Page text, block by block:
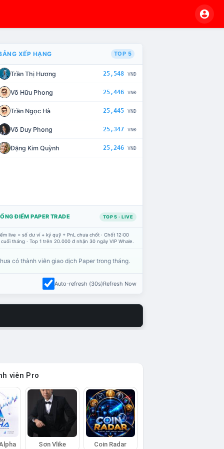
CHẾ TÀI XỬ LÝ VI PHẠM
XẾP HẠNG TOP 5
Trần Thị Hương 25,548 VNĐ
Võ Hữu Phong 25,446 VNĐ
Trần Ngọc Hà 25,445 VNĐ
Võ Duy Phong 25,347 VNĐ
Đặng Kim Quỳnh 25,246 VNĐ
ĐIỂM PAPER TRADE TOP 5 · LIVE
live = số dư ví + ký quỹ + PnL chưa chốt · Chốt 12:00
tháng · Top 1 trên 20.000 đ nhận 30 ngày VIP Whale.
có thành viên giao dịch Paper trong tháng.
Auto-refresh (30s)Refresh Now
viên Pro
Sơn Vlike Coin Radar